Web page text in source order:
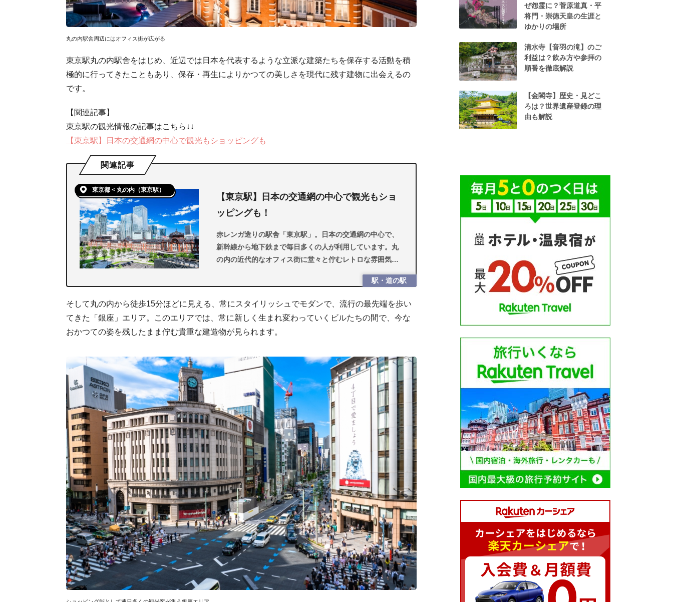
丸の内駅舎周辺にはオフィス街が広がる
東京駅丸の内駅舎をはじめ、近辺では日本を代表するような立派な建築たちを保存する活動を積
極的に行ってきたこともあり、保存・再生によりかつての美しさを現代に残す建物に出会えるの
です。
【関連記事】
東京駅の観光情報の記事はこちら↓↓
【東京駅】日本の交通網の中心で観光もショッピングも
関連記事
東京都 < 丸の内（東京駅）
【東京駅】日本の交通網の中心で観光もショ
ッピングも！
赤レンガ造りの駅舎「東京駅」。日本の交通網の中心で、
新幹線から地下鉄まで毎日多くの人が利用しています。丸
の内の近代的なオフィス街に堂々と佇むレトロな雰囲気も
の観光情報を紹介します。
駅・道の駅
そして丸の内から徒歩15分ほどに見える、常にスタイリッシュでモダンで、流行の最先端を歩い
てきた「銀座」エリア。このエリアでは、常に新しく生まれ変わっていくビルたちの間で、今な
おかつての姿を残したまま佇む貴重な建造物が見られます。
ぜ怨霊に？菅原道真・平
将門・崇徳天皇の生涯と
ゆかりの場所
清水寺【音羽の滝】のご
利益は？飲み方や参拝の
順番を徹底解説
【金閣寺】歴史・見どこ
ろは？世界遺産登録の理
由も解説